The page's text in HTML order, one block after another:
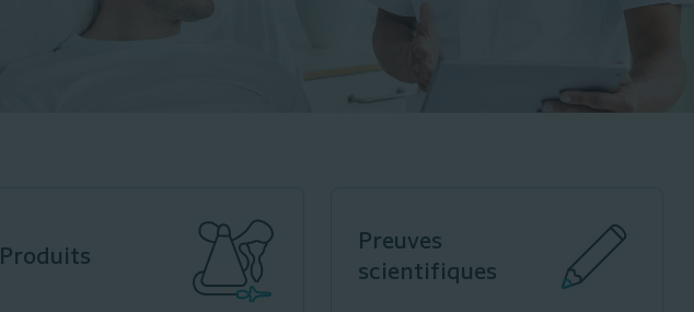
Produits
Preuves
scientifiques